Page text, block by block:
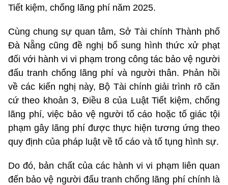
Tiết kiệm, chống lãng phí năm 2025.
Cùng chung sự quan tâm, Sở Tài chính Thành phố
Đà Nẵng cũng đề nghị bổ sung hình thức xử phạt
đối với hành vi vi phạm trong công tác bảo vệ người
đấu tranh chống lãng phí và người thân. Phản hồi
về các kiến nghị này, Bộ Tài chính giải trình rõ căn
cứ theo khoản 3, Điều 8 của Luật Tiết kiệm, chống
lãng phí, việc bảo vệ người tố cáo hoặc tố giác tội
phạm gây lãng phí được thực hiện tương ứng theo
quy định của pháp luật về tố cáo và tố tụng hình sự.
Do đó, bản chất của các hành vi vi phạm liên quan
đến bảo vệ người đấu tranh chống lãng phí chính là